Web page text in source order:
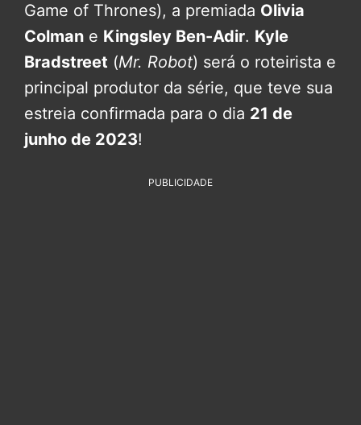
Game of Thrones), a premiada Olivia
Colman e Kingsley Ben-Adir. Kyle
Bradstreet (Mr. Robot) será o roteirista e
principal produtor da série, que teve sua
estreia confirmada para o dia 21 de
junho de 2023!
PUBLICIDADE